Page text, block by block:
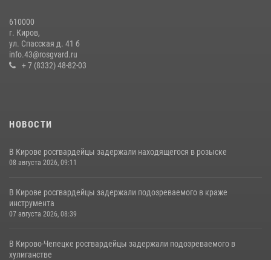
В Кирове и Кирово-Чепецке росгвардейцы задержали
подозреваемых в хулиганстве
19 июля 2026, 07:00
610000
г. Киров,
ул. Спасская д. 41 б
info.43@rosgvard.ru
+ 7 (8332) 48-82-03
НОВОСТИ
В Кирове росгвардейцы задержали находящегося в розыске
08 августа 2026, 09:11
В Кирове росгвардейцы задержали подозреваемого в краже
инструмента
07 августа 2026, 08:39
В Кирово-Чепецке росгвардейцы задержали подозреваемого в
хулиганстве